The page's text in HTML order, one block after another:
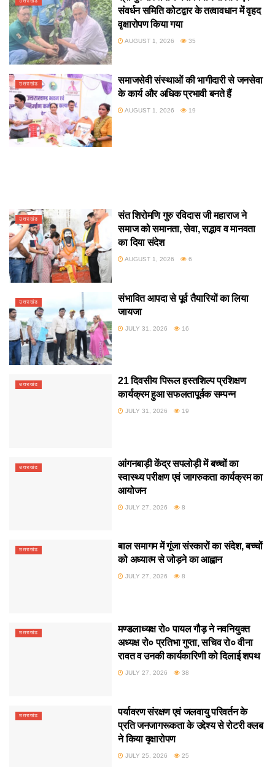
संवर्धन समिति कोटद्वार के तत्वावधान में वृहद
वृक्षारोपण किया गया
AUGUST 1, 2026 35
उत्तराखंड
समाजसेवी संस्थाओं की भागीदारी से जनसेवा
के कार्य और अधिक प्रभावी बनते हैं
AUGUST 1, 2026 19
उत्तराखंड
संत शिरोमणि गुरु रविदास जी महाराज ने
समाज को समानता, सेवा, सद्भाव व मानवता
का दिया संदेश
AUGUST 1, 2026 6
उत्तराखंड
संभावित आपदा से पूर्व तैयारियों का लिया
जायजा
JULY 31, 2026 16
उत्तराखंड
21 दिवसीय पिरूल हस्तशिल्प प्रशिक्षण
कार्यक्रम हुआ सफलतापूर्वक सम्पन्न
JULY 31, 2026 19
उत्तराखंड
आंगनबाड़ी केंद्र सपलोड़ी में बच्चों का
स्वास्थ्य परीक्षण एवं जागरुकता कार्यक्रम का
आयोजन
JULY 27, 2026 8
उत्तराखंड
बाल समागम में गूंजा संस्कारों का संदेश, बच्चों
को अध्यात्म से जोड़ने का आह्वान
JULY 27, 2026 8
उत्तराखंड
मण्डलाध्यक्ष रो० पायल गौड़ ने नवनियुक्त
अध्यक्ष रो० प्रतिभा गुप्ता, सचिव रो० वीना
रावत व उनकी कार्यकारिणी को दिलाई शपथ
JULY 27, 2026 38
उत्तराखंड
पर्यावरण संरक्षण एवं जलवायु परिवर्तन के
प्रति जनजागरूकता के उद्देश्य से रोटरी क्लब
ने किया वृक्षारोपण
JULY 25, 2026 25